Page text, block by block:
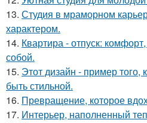
13. Студия в мраморном
характером.
14. Квартира - отпуск:
собой.
15. Этот дизайн - пример того,
быть стильной.
16. Превращение, которое
17. Интерьер, наполненный